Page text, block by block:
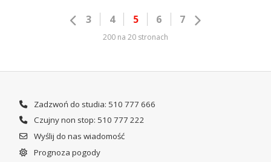
3 4 5 6 7
200 na 20 stronach
Zadzwoń do studia: 510 777 666
Czujny non stop: 510 777 222
Wyślij do nas wiadomość
Prognoza pogody